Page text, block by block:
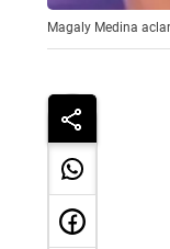
Magaly Medina